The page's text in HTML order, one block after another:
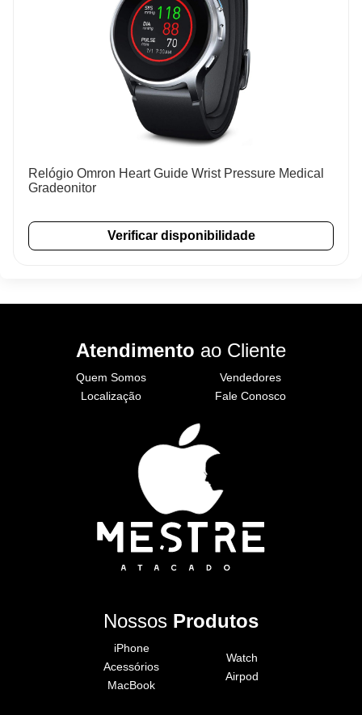
Relógio Omron Heart Guide Wrist Pressure Medical
Gradeonitor
Verificar disponibilidade
Atendimento ao Cliente
Quem Somos
Localização
Vendedores
Fale Conosco
Nossos Produtos
iPhone
Acessórios
MacBook
Watch
Airpod